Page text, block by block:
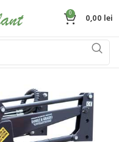
0 0,00 lei